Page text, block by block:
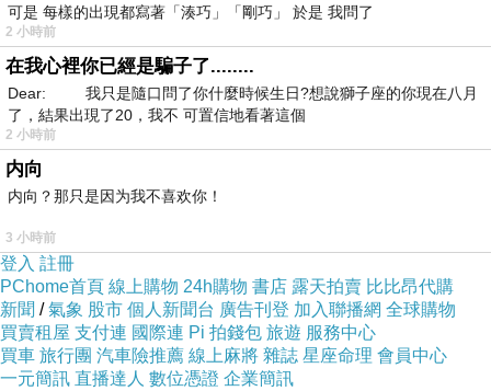
amai霧面鱷魚紋膠底懶人便鞋-時髦雅痞.歐美鱷
魚紋黑
可是 每樣的出現都寫著「湊巧」「剛巧」 於是 我問了
2 小時前
在我心裡你已經是騙子了........
Dear: 我只是隨口問了你什麼時候生日?想說獅子座的你現在八月
了，結果出現了20，我不 可置信地看著這個
2 小時前
内向
内向？那只是因为我不喜欢你！
3 小時前
登入 註冊
PChome首頁 線上購物 24h購物 書店 露天拍賣 比比昂代購
新聞 /氣象 股市 個人新聞台 廣告刊登 加入聯播網 全球購物
買賣租屋 支付連 國際連 Pi 拍錢包 旅遊 服務中心
買車 旅行團 汽車險推薦 線上麻將 雜誌 星座命理 會員中心
一元簡訊 直播達人 數位憑證 企業簡訊